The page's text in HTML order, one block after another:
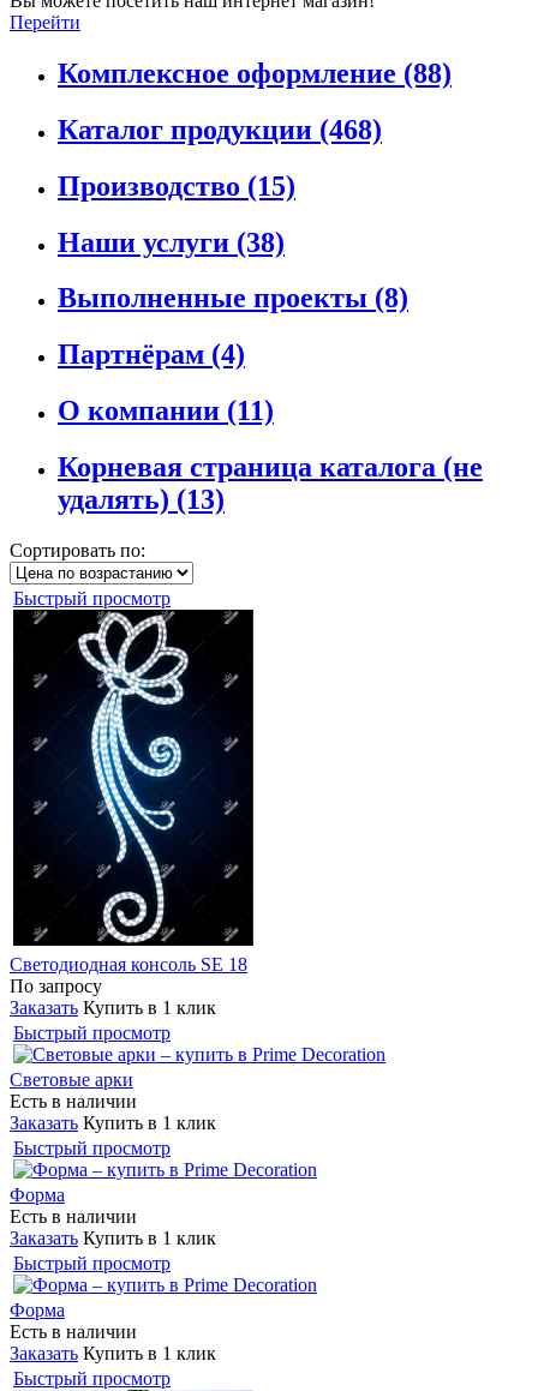
Перейти
Комплексное оформление (88)
Каталог продукции (468)
Производство (15)
Наши услуги (38)
Выполненные проекты (8)
Партнёрам (4)
О компании (11)
Корневая страница каталога (не
удалять) (13)
Сортировать по:
Быстрый просмотр
Светодиодная консоль SE 18
По запросу
Заказать Купить в 1 клик
Быстрый просмотр
Световые арки
Есть в наличии
Заказать Купить в 1 клик
Быстрый просмотр
Форма
Есть в наличии
Заказать Купить в 1 клик
Быстрый просмотр
Форма
Есть в наличии
Заказать Купить в 1 клик
Быстрый просмотр